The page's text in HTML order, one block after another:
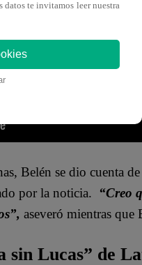
pueda pedir en la
Belén se dio cuenta
por la noticia. “Creo
aseveró mientras
sin Lucas” de
datos te invitamos leer nuestra